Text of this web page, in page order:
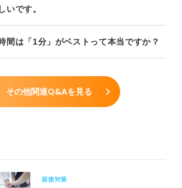
いです。
間は「1分」がベストって本当ですか？
その他関連Q&Aを見る
面接対策